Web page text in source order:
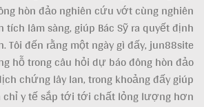
hòn đảo nghiên cứu vớt cùng nghiên
lâm sàng, giúp Bác Sỹ ra quyết định
Tôi đến rằng một ngày gì đấy, jun88site
hỗ trong câu hỏi dự báo đông hòn đảo
chứng lây lan, trong khoảng đấy giúp
chỉ y tế sắp tới tới chất lỏng lượng hơn.